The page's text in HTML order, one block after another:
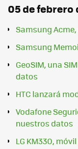
05 de febrero
Samsung
Samsung
GeoSIM, una
datos
HTC lanzará
Vodafone
nuestros datos
LG KM330,